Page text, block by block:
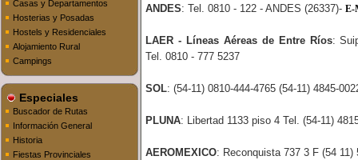
Casas y Departamentos
Hosterias y Posadas
Hostels y Residenciales
Alojamiento Rural
Campings
Especiales
Buscador de Rutas
Información General
Historia
Fiestas Provinciales
ANDES: Tel. 0810 - 122 - ANDES (26337)- E-
LAER - Líneas Aéreas de Entre Ríos:
Tel. 0810 - 777 5237
SOL: (54-11) 0810-444-4765 (54-11) 4845-
PLUNA: Libertad 1133 piso 4 Tel. (54-11)
AEROMEXICO: Reconquista 737 3 F (54